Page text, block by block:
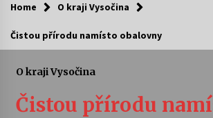
Kam za kulturou?
Sukuba Ensemble
Home O kraji Vysočina
Čistou přírodu namísto obalovny
O kraji Vysočina
Čistou přírodu